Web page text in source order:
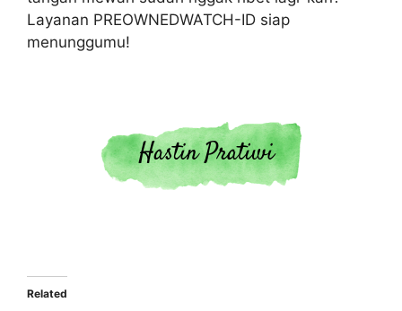
Layanan PREOWNEDWATCH-ID siap
menunggumu!
Related